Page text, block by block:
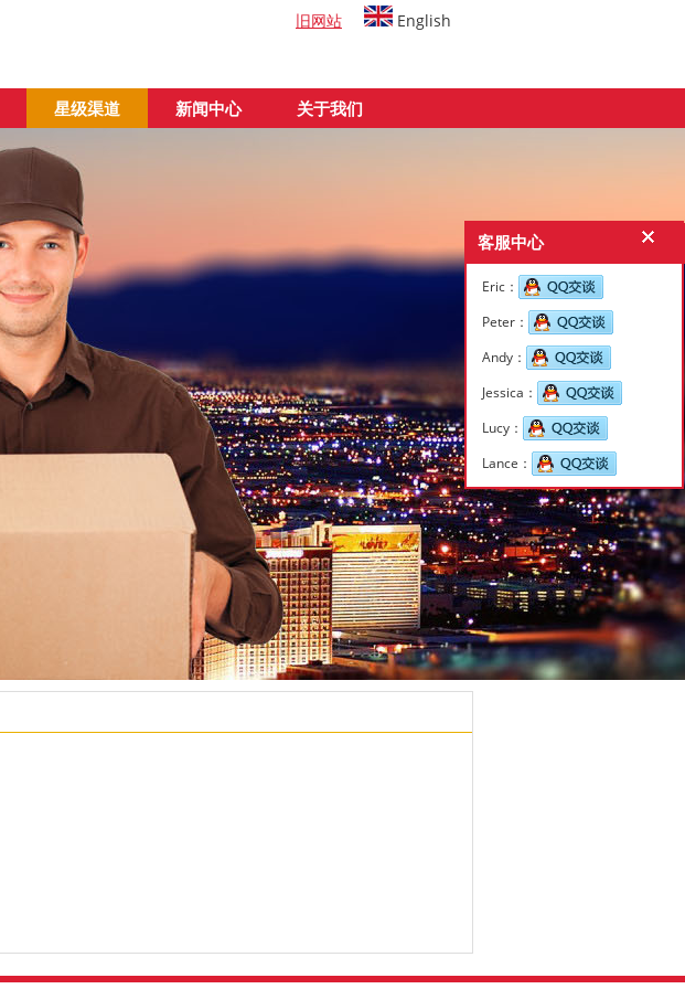
旧网站 English
星级渠道 新闻中心 关于我们
客服中心
Eric：
Peter：
Andy：
Jessica：
Lucy：
Lance：